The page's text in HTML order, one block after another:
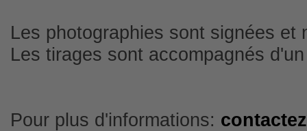
Les photographies sont signées et
Les tirages sont accompagnés
Pour plus d'informations: